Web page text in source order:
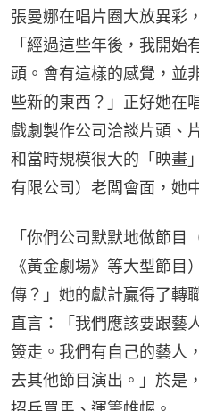
張曼娜在唱片圈大放異彩
「經過這些年後，我開始
頭。會有這樣的感覺，並
些新的東西？」正好她在
戲劇製作公司洽談片頭、
和當時規模很大的「映畫
有限公司）老闆會面，她
「你們公司默默地做節目
《黃金劇場》等大型節目
傳？」她的獻計贏得了轉
直言：「我們應該要跟藝
簽走。我們有自己的藝人
去其他節目演出。」於是